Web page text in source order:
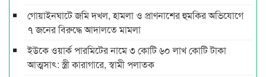
গোয়াইনঘাটে জমি দখল, হামলা ও প্রাণনাশের হুমকির অভিযোগে
৭ জনের বিরুদ্ধে আদালতে মামলা
ইউকে ওয়ার্ক পারমিটের নামে ৩ কোটি ৬০ লাখ কোটি টাকা
আত্মসাৎ: স্ত্রী কারাগারে, স্বামী পলাতক